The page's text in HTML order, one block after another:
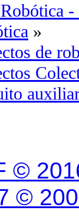
-
»
de
©
©